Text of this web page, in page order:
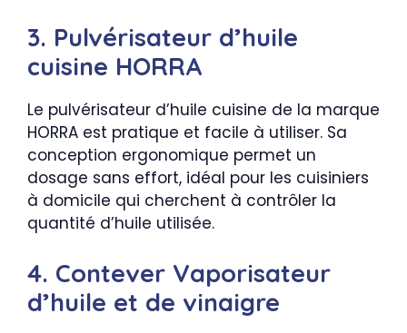
3. Pulvérisateur d’huile
cuisine HORRA
Le pulvérisateur d’huile cuisine de la marque
HORRA est pratique et facile à utiliser. Sa
conception ergonomique permet un
dosage sans effort, idéal pour les cuisiniers
à domicile qui cherchent à contrôler la
quantité d’huile utilisée.
4. Contever Vaporisateur
d’huile et de vinaigre